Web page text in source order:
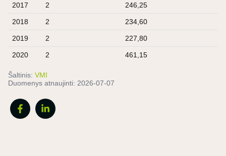
2017 2 246,25
2018 2 234,60
2019 2 227,80
2020 2 461,15
Šaltinis: VMI
Duomenys atnaujinti: 2026-07-07